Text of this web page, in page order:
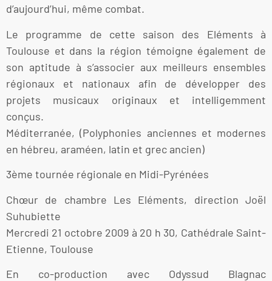
d’aujourd’hui, même combat.
Le programme de cette saison des Eléments à
Toulouse et dans la région témoigne également de
son aptitude à s’associer aux meilleurs ensembles
régionaux et nationaux afin de développer des
projets musicaux originaux et intelligemment
conçus.
Méditerranée, (Polyphonies anciennes et modernes
en hébreu, araméen, latin et grec ancien)
3ème tournée régionale en Midi-Pyrénées
Chœur de chambre Les Eléments, direction Joël
Suhubiette
Mercredi 21 octobre 2009 à 20 h 30, Cathédrale Saint-
Etienne, Toulouse
En co-production avec Odyssud Blagnac